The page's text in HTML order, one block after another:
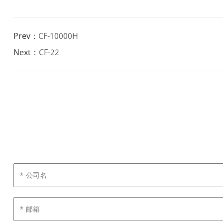
Prev： CF-10000H
Next： CF-22